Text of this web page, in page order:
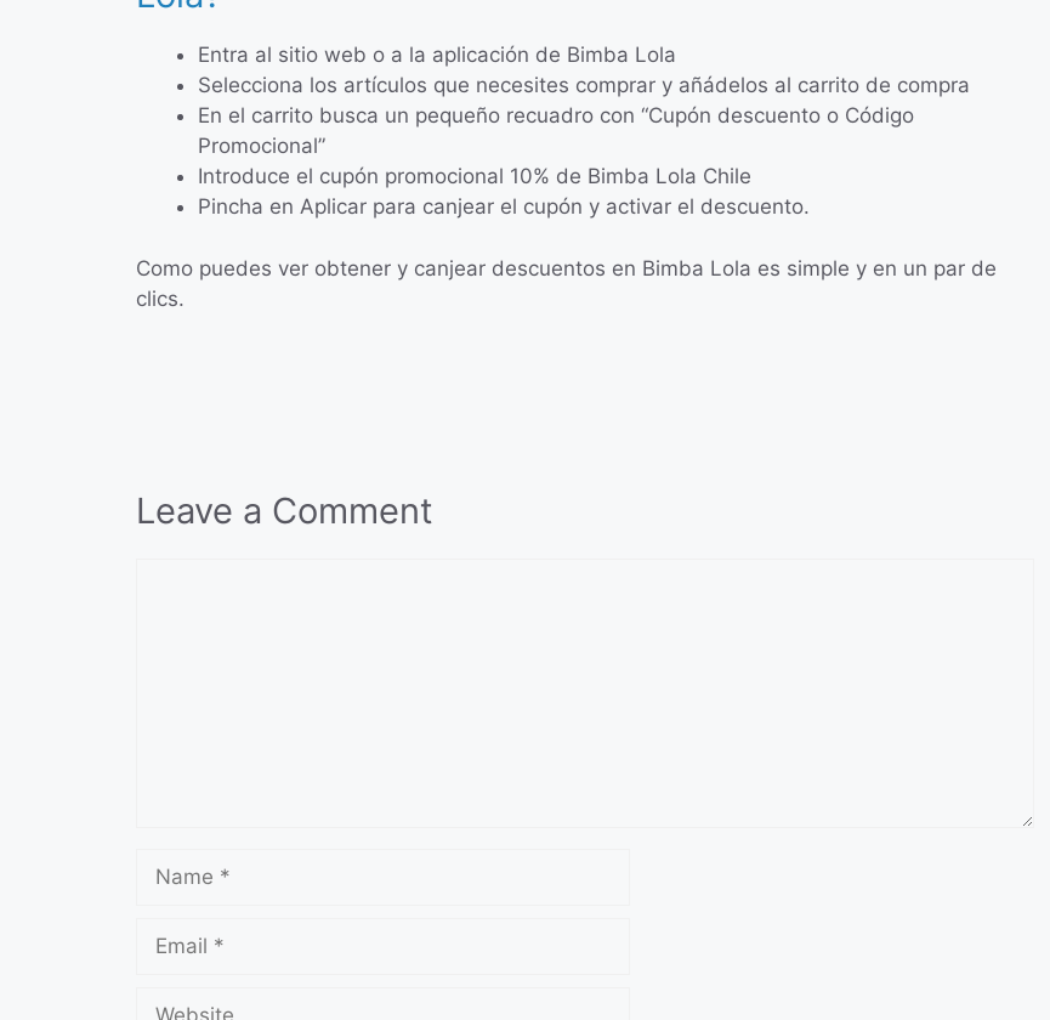
Entra al sitio web o a la aplicación de Bimba Lola
Selecciona los artículos que necesites comprar y añádelos al carrito de compra
En el carrito busca un pequeño recuadro con “Cupón descuento o Código
Promocional”
Introduce el cupón promocional 10% de Bimba Lola Chile
Pincha en Aplicar para canjear el cupón y activar el descuento.
Como puedes ver obtener y canjear descuentos en Bimba Lola es simple y en un par de
clics.
Leave a Comment
Name
Email
Website